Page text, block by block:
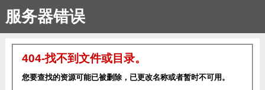
服务器错误
404-找不到文件或目录。
您要查找的资源可能已被删除，已更改名称或者暂时不可用。